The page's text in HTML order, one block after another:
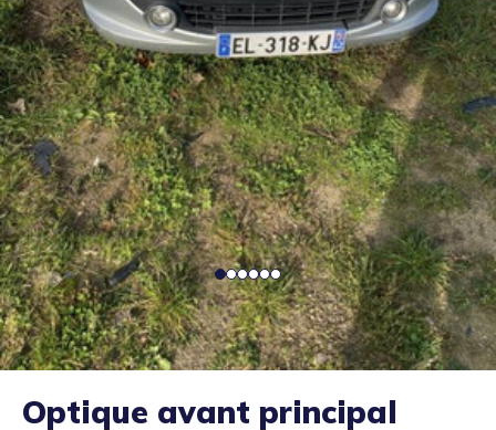
Optique avant principal